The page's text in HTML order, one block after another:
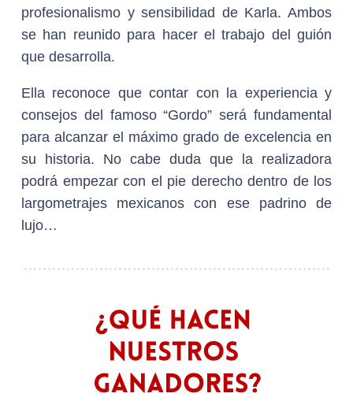
profesionalismo y sensibilidad de Karla. Ambos
se han reunido para hacer el trabajo del guión
que desarrolla.
Ella reconoce que contar con la experiencia y
consejos del famoso “Gordo” será fundamental
para alcanzar el máximo grado de excelencia en
su historia. No cabe duda que la realizadora
podrá empezar con el pie derecho dentro de los
largometrajes mexicanos con ese padrino de
lujo…